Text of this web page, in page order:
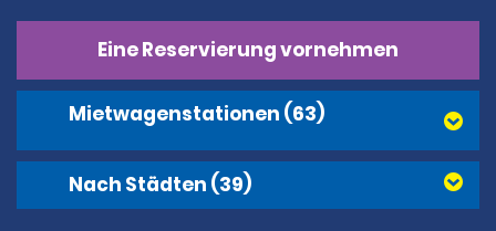
Eine Reservierung vornehmen
Mietwagenstationen (63)
Nach Städten (39)